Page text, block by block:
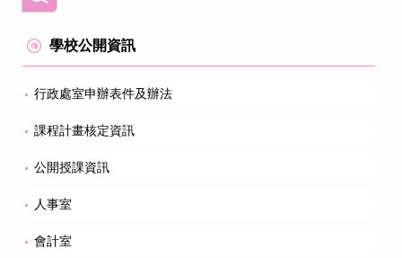
學校公開資訊
行政處室申辦表件及辦法
課程計畫核定資訊
公開授課資訊
人事室
會計室